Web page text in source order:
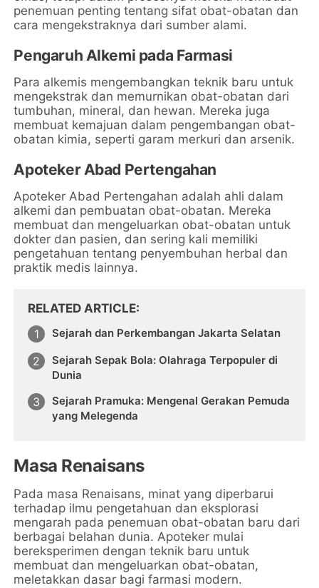
penemuan penting tentang sifat obat-obatan dan
cara mengekstraknya dari sumber alami.
Pengaruh Alkemi pada Farmasi
Para alkemis mengembangkan teknik baru untuk
mengekstrak dan memurnikan obat-obatan dari
tumbuhan, mineral, dan hewan. Mereka juga
membuat kemajuan dalam pengembangan obat-
obatan kimia, seperti garam merkuri dan arsenik.
Apoteker Abad Pertengahan
Apoteker Abad Pertengahan adalah ahli dalam
alkemi dan pembuatan obat-obatan. Mereka
membuat dan mengeluarkan obat-obatan untuk
dokter dan pasien, dan sering kali memiliki
pengetahuan tentang penyembuhan herbal dan
praktik medis lainnya.
RELATED ARTICLE
Sejarah dan Perkembangan Jakarta Selatan
Sejarah Sepak Bola: Olahraga Terpopuler di
Dunia
Sejarah Pramuka: Mengenal Gerakan Pemuda
yang Melegenda
Masa Renaisans
Pada masa Renaisans, minat yang diperbarui
terhadap ilmu pengetahuan dan eksplorasi
mengarah pada penemuan obat-obatan baru dari
berbagai belahan dunia. Apoteker mulai
bereksperimen dengan teknik baru untuk
membuat dan mengeluarkan obat-obatan,
meletakkan dasar bagi farmasi modern.